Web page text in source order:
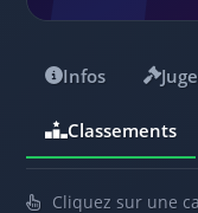
Infos
Classements
Cliquez sur une